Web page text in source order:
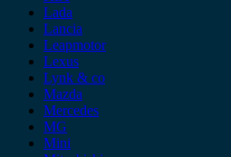
Lada
Lancia
Leapmotor
Lexus
Lynk & co
Mazda
Mercedes
MG
Mini